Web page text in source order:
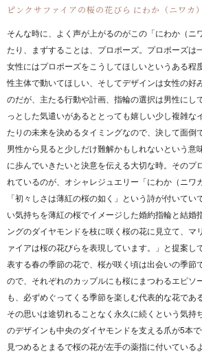
ピンクサファイアの桜の花びら にわか（ニワカ
そんな時に、よく声が上がるのがこの「にわか（ニ
たり、まずすることは、プロポーズ。プロポーズは
女性にはプロポーズをこうしてほしいというある程
性主体で動いてほしい、そしてデザインは女性の好
のだが、主たる行動や計画、指輪の選択は男性にし
っとした気遣いがあるととっても嬉しい少し複雑な
たりの未来を決めるタイミングなので、決して面倒
男性から見ると少しだけ難解かもしれないという意
に歩んでいきたいと決意を伝える大切な時。そのプ
れているのが、オシャレジュエリー「にわか（ニワ
「初々しさは薄紅の桜の如く」という詩が付いてい
い気持ちを薄紅の桜でイメージした婚約指輪と結婚
ングのダイヤモンドを枝に咲く桜の花に見立て、マ
ァイアは桜の花びらを表現しています。」と提案し
表する春の季節の花で、桜が咲く頃は出会いの季節
ので、それぞれのカップルにも桜にまつわるエピソ
も、必ずめぐってくる季節を楽しむ代表的な花であ
その思いは途切れることなく永久に続くという気持
のデザインも中央のダイヤモンドを支える爪が5本
見つめるとまるで桜の花が左手の薬指に付いている